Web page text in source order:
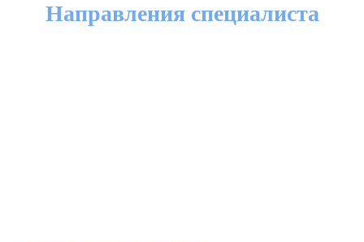
Направления специалиста